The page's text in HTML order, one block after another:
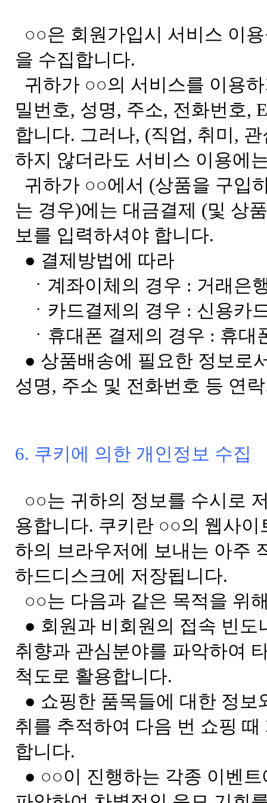
○○은 회원가입시 서비스 이
을 수집합니다.
귀하가 ○○의 서비스를 이용
밀번호, 성명, 주소, 전화번호,
합니다. 그러나, (직업, 취미,
하지 않더라도 서비스 이용에
귀하가 ○○에서 (상품을 구입
는 경우)에는 대금결제 (및 상
보를 입력하셔야 합니다.
● 결제방법에 따라
ㆍ계좌이체의 경우 : 거래은
ㆍ카드결제의 경우 : 신용카
ㆍ휴대폰 결제의 경우 : 휴대
● 상품배송에 필요한 정보로
성명, 주소 및 전화번호 등 연
6. 쿠키에 의한 개인정보 수집
○○는 귀하의 정보를 수시로
용합니다. 쿠키란 ○○의 웹사
하의 브라우저에 보내는 아주
하드디스크에 저장됩니다.
○○는 다음과 같은 목적을 위
● 회원과 비회원의 접속 빈
취향과 관심분야를 파악하여
척도로 활용합니다.
● 쇼핑한 품목들에 대한 정
취를 추적하여 다음 번 쇼핑
합니다.
● ○○이 진행하는 각종 이벤